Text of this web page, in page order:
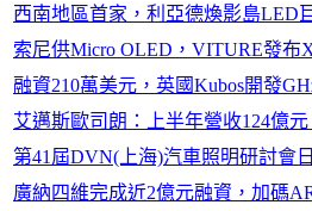
西南地區首家，利亞德煥影島LED
索尼供Micro OLED，VITURE發布
融資210萬美元，英國Kubos開發
艾邁斯歐司朗：上半年營收124億
第41屆DVN(上海)汽車照明研討會
廣納四維完成近2億元融資，加碼